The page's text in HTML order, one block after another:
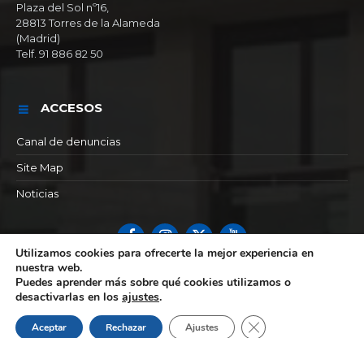
Plaza del Sol nº16,
28813 Torres de la Alameda
(Madrid)
Telf. 91 886 82 50
ACCESOS
Canal de denuncias
Site Map
Noticias
FacebookInstagram
X YouTube
Utilizamos cookies para ofrecerte la mejor experiencia en
nuestra web.
Puedes aprender más sobre qué cookies utilizamos o
desactivarlas en los ajustes.
Aceptar Rechazar Ajustes Cerrar el banner de